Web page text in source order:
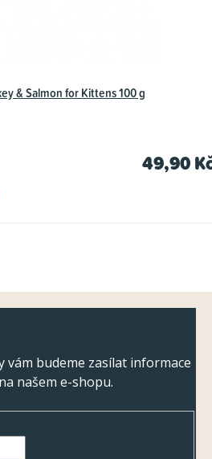
& Salmon for Kittens 100 g
49,90
vám budeme zasílat informace
našem e-shopu.